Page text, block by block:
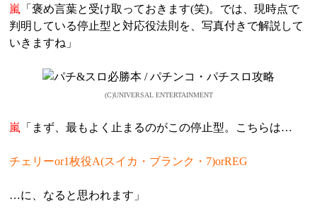
嵐
「褒め言葉と受け取っておきます(笑)。では、現時点で
判明している停止型と対応役法則を、写真付きで解説して
いきますね」
(C)UNIVERSAL ENTERTAINMENT
嵐 「まず、最もよく止まるのがこの停止型。こちらは…
チェリーor1枚役A(スイカ・ブランク・7)orREG
…に、なると思われます」